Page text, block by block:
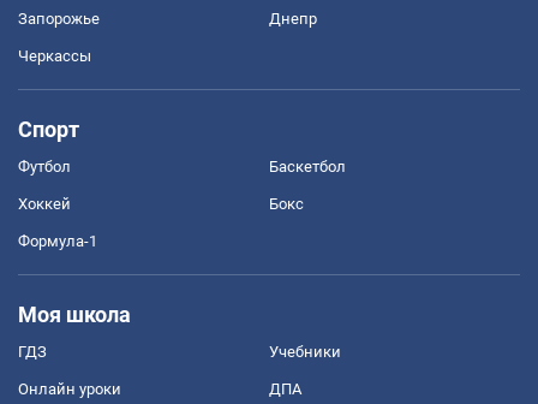
Запорожье Днепр
Черкассы
Спорт
Футбол Баскетбол
Хоккей Бокс
Формула-1
Моя школа
ГДЗ Учебники
Онлайн уроки ДПА